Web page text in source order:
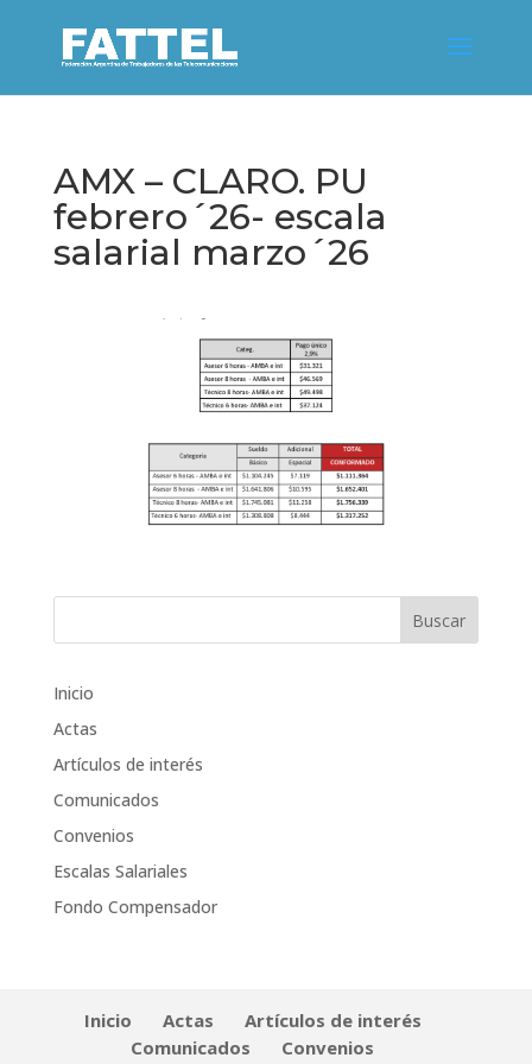
AMX – CLARO. PU
febrero´26- escala
salarial marzo´26
Inicio
Actas
Artículos de interés
Comunicados
Convenios
Escalas Salariales
Fondo Compensador
Inicio Actas
Artículos de interés
Comunicados
Convenios